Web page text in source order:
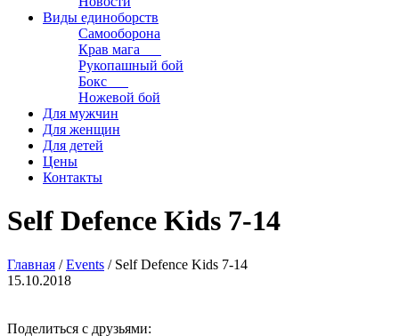
Виды единоборств
Самооборона
Крав мага
Рукопашный бой
Бокс
Ножевой бой
Для мужчин
Для женщин
Для детей
Цены
Контакты
Self Defence Kids 7-14
Главная /Events / Self Defence Kids 7-14
15.10.2018
Поделиться с друзьями: